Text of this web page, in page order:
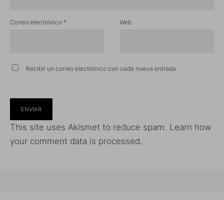
Correo electrónico * Web
Recibir un correo electrónico con cada nueva entrada.
This site uses Akismet to reduce spam. Learn how
your comment data is processed.